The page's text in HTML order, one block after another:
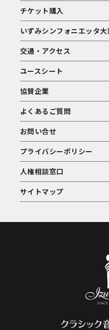
チケット購入
いずみシンフォニエッタ大
交通・アクセス
ユースシート
協賛企業
よくあるご質問
お問い合せ
プライバシーポリシー
人権相談窓口
サイトマップ